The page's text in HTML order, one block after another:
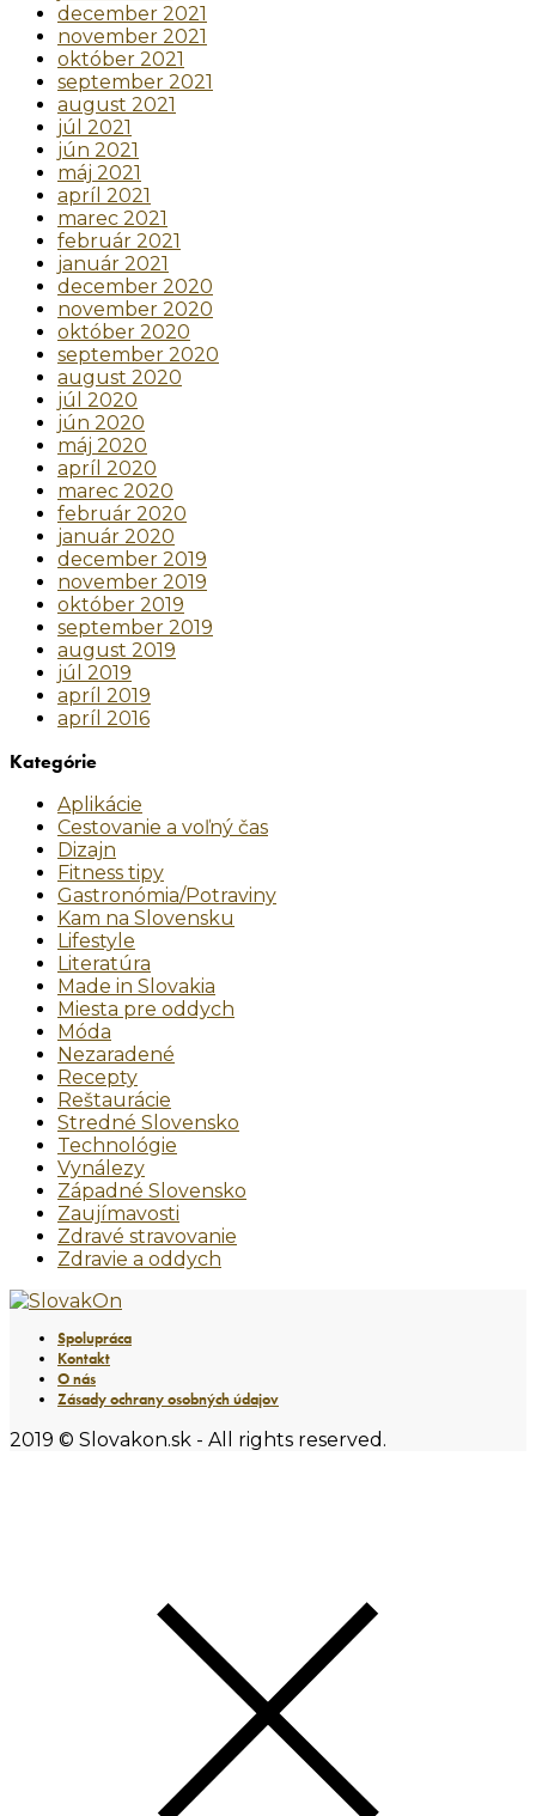
december 2021
november 2021
október 2021
september 2021
august 2021
júl 2021
jún 2021
máj 2021
apríl 2021
marec 2021
február 2021
január 2021
december 2020
november 2020
október 2020
september 2020
august 2020
júl 2020
jún 2020
máj 2020
apríl 2020
marec 2020
február 2020
január 2020
december 2019
november 2019
október 2019
september 2019
august 2019
júl 2019
apríl 2019
apríl 2016
Kategórie
Aplikácie
Cestovanie a voľný čas
Dizajn
Fitness tipy
Gastronómia/Potraviny
Kam na Slovensku
Lifestyle
Literatúra
Made in Slovakia
Miesta pre oddych
Móda
Nezaradené
Recepty
Reštaurácie
Stredné Slovensko
Technológie
Vynálezy
Západné Slovensko
Zaujímavosti
Zdravé stravovanie
Zdravie a oddych
Spolupráca
Kontakt
O nás
Zásady ochrany osobných údajov
2019 © Slovakon.sk - All rights reserved.